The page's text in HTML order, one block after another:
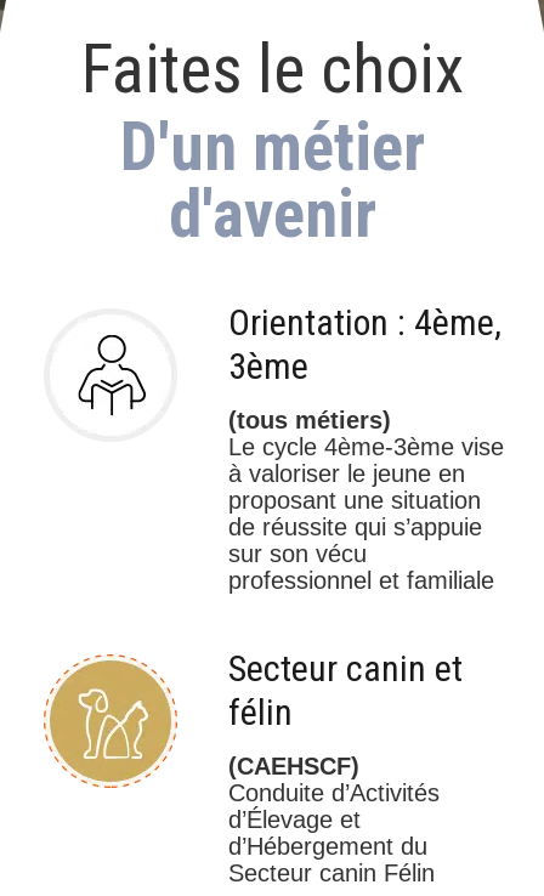
Faites le choix
D'un métier
d'avenir
Orientation : 4ème,
3ème
(tous métiers)
Le cycle 4ème-3ème vise
à valoriser le jeune en
proposant une situation
de réussite qui s’appuie
sur son vécu
professionnel et familiale
Secteur canin et
félin
(CAEHSCF)
Conduite d’Activités
d’Élevage et
d’Hébergement du
Secteur canin Félin